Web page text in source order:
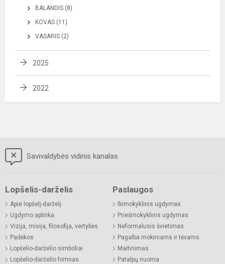
BALANDIS (8)
KOVAS (11)
VASARIS (2)
2025
2022
Savivaldybės vidinis kanalas
Lopšelis-darželis
Apie lopšelį-darželį
Ugdymo aplinka
Vizija, misija, filosofija, vertybės
Padėkos
Lopšelio-darželio simboliai
Lopšelio-darželio himnas
Paslaugos
Ikimokyklinis ugdymas
Priešmokyklinis ugdymas
Neformalusis švietimas
Pagalba mokiniams ir tėvams
Maitinimas
Patalpų nuoma